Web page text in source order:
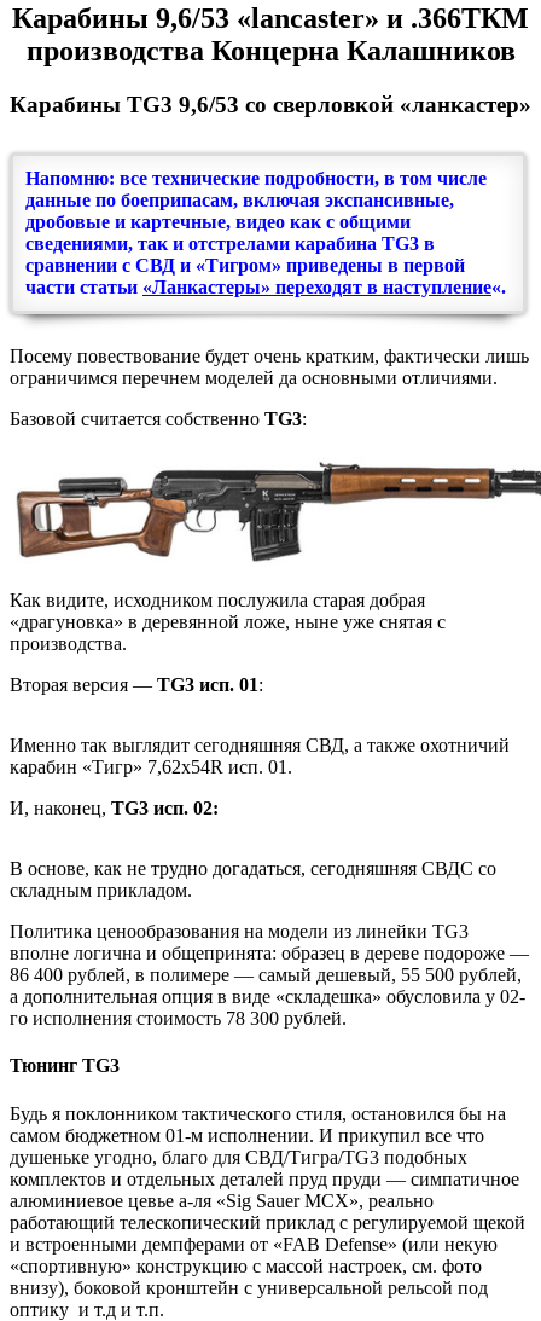
Карабины 9,6/53 «lancaster» и .366ТКМ
производства Концерна Калашников
Карабины TG3 9,6/53 со сверловкой «ланкастер»
Напомню: все технические подробности, в том числе
данные по боеприпасам, включая экспансивные,
дробовые и картечные, видео как с общими
сведениями, так и отстрелами карабина TG3 в
сравнении с СВД и «Тигром» приведены в первой
части статьи «Ланкастеры» переходят в наступление«.
Посему повествование будет очень кратким, фактически лишь
ограничимся перечнем моделей да основными отличиями.
Базовой считается собственно TG3:
Как видите, исходником послужила старая добрая
«драгуновка» в деревянной ложе, ныне уже снятая с
производства.
Вторая версия — TG3 исп. 01:
Именно так выглядит сегодняшняя СВД, а также охотничий
карабин «Тигр» 7,62х54R исп. 01.
И, наконец, TG3 исп. 02:
В основе, как не трудно догадаться, сегодняшняя СВДС со
складным прикладом.
Политика ценообразования на модели из линейки TG3
вполне логична и общепринята: образец в дереве подороже —
86 400 рублей, в полимере — самый дешевый, 55 500 рублей,
а дополнительная опция в виде «складешка» обусловила у 02-
го исполнения стоимость 78 300 рублей.
Тюнинг TG3
Будь я поклонником тактического стиля, остановился бы на
самом бюджетном 01-м исполнении. И прикупил все что
душеньке угодно, благо для СВД/Тигра/TG3 подобных
комплектов и отдельных деталей пруд пруди — симпатичное
алюминиевое цевье а-ля «Sig Sauer MCX», реально
работающий телескопический приклад с регулируемой щекой
и встроенными демпферами от «FAB Defense» (или некую
«спортивную» конструкцию с массой настроек, см. фото
внизу), боковой кронштейн с универсальной рельсой под
оптику и т.д и т.п.